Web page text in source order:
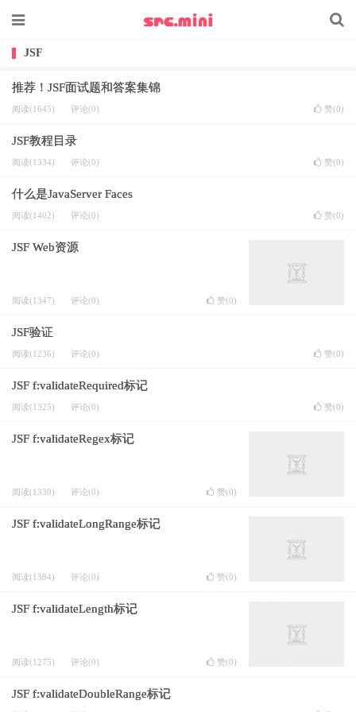
JSF
推荐！JSF面试题和答案集锦
阅读(1645) 评论(0) 赞(0)
JSF教程目录
阅读(1334) 评论(0) 赞(0)
什么是JavaServer Faces
阅读(1402) 评论(0) 赞(0)
JSF Web资源
阅读(1347) 评论(0) 赞(0)
JSF验证
阅读(1236) 评论(0) 赞(0)
JSF f:validateRequired标记
阅读(1325) 评论(0) 赞(0)
JSF f:validateRegex标记
阅读(1330) 评论(0) 赞(0)
JSF f:validateLongRange标记
阅读(1384) 评论(0) 赞(0)
JSF f:validateLength标记
阅读(1275) 评论(0) 赞(0)
JSF f:validateDoubleRange标记